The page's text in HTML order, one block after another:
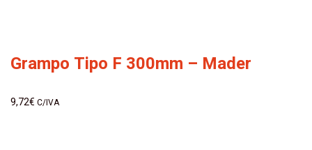
Grampo Tipo F 300mm – Mader
9,72€ C/IVA